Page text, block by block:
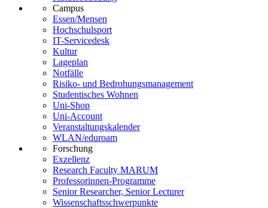
Campus
Essen/Mensen
Hochschulsport
IT-Servicedesk
Kultur
Lageplan
Notfälle
Risiko- und Bedrohungsmanagement
Studentisches Wohnen
Uni-Shop
Uni-Account
Veranstaltungskalender
WLAN/eduroam
Forschung
Exzellenz
Research Faculty MARUM
Professorinnen-Programme
Senior Researcher, Senior Lecturer
Wissenschaftsschwerpunkte